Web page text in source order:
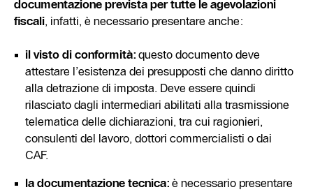
documentazione prevista per tutte le agevolazioni
fiscali, infatti, è necessario presentare anche:
il visto di conformità: questo documento deve
attestare l’esistenza dei presupposti che danno diritto
alla detrazione di imposta. Deve essere quindi
rilasciato dagli intermediari abilitati alla trasmissione
telematica delle dichiarazioni, tra cui ragionieri,
consulenti del lavoro, dottori commercialisti o dai
CAF.
la documentazione tecnica: è necessario presentare